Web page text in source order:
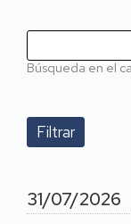
Búsqueda en el
31/07/2026